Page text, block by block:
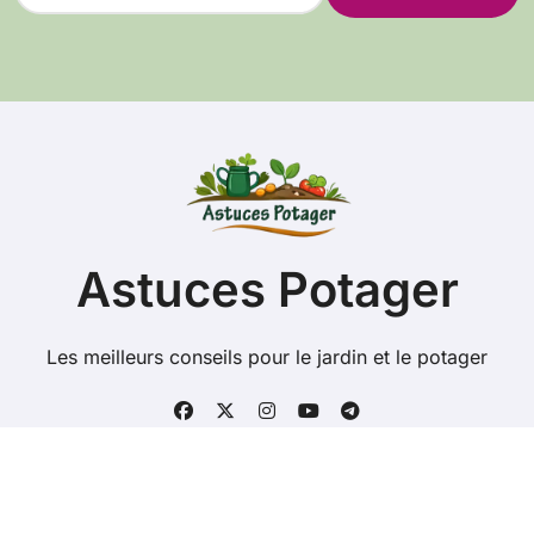
r
Astuces Potager
Les meilleurs conseils pour le jardin et le potager